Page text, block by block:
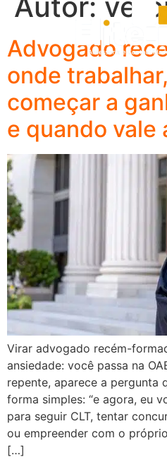
Advogado
onde
começar a
e quando vale
Virar advogado recém-
ansiedade: você passa na
repente, aparece a pergunta
forma simples: “e agora, eu
para seguir CLT, tentar
ou empreender com o
[…]